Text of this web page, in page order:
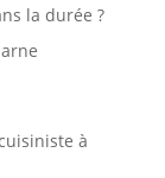
la durée ?
à